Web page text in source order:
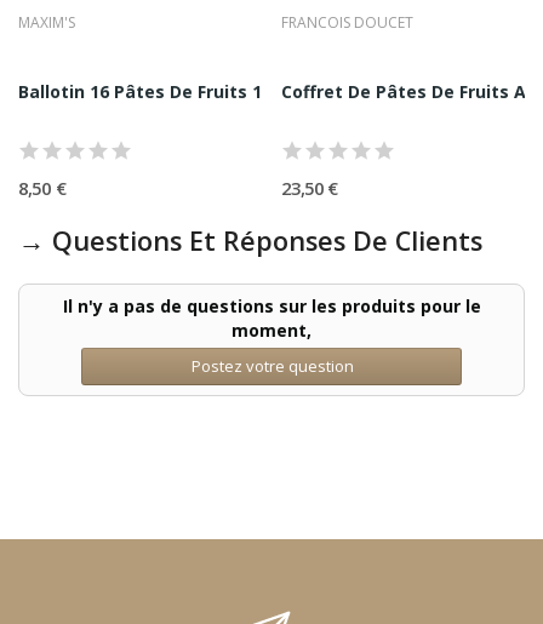
Doucet 200G
MAXIM'S
Ballotin 16 Pâtes De Fruits 112G - Maxim's
8,50 €
FRANCOIS DOUCET
Coffret De Pâtes De Fruits
23,50 €
→ Questions Et Réponses De Clients
Il n'y a pas de questions sur les produits pour le
moment,
Postez votre question